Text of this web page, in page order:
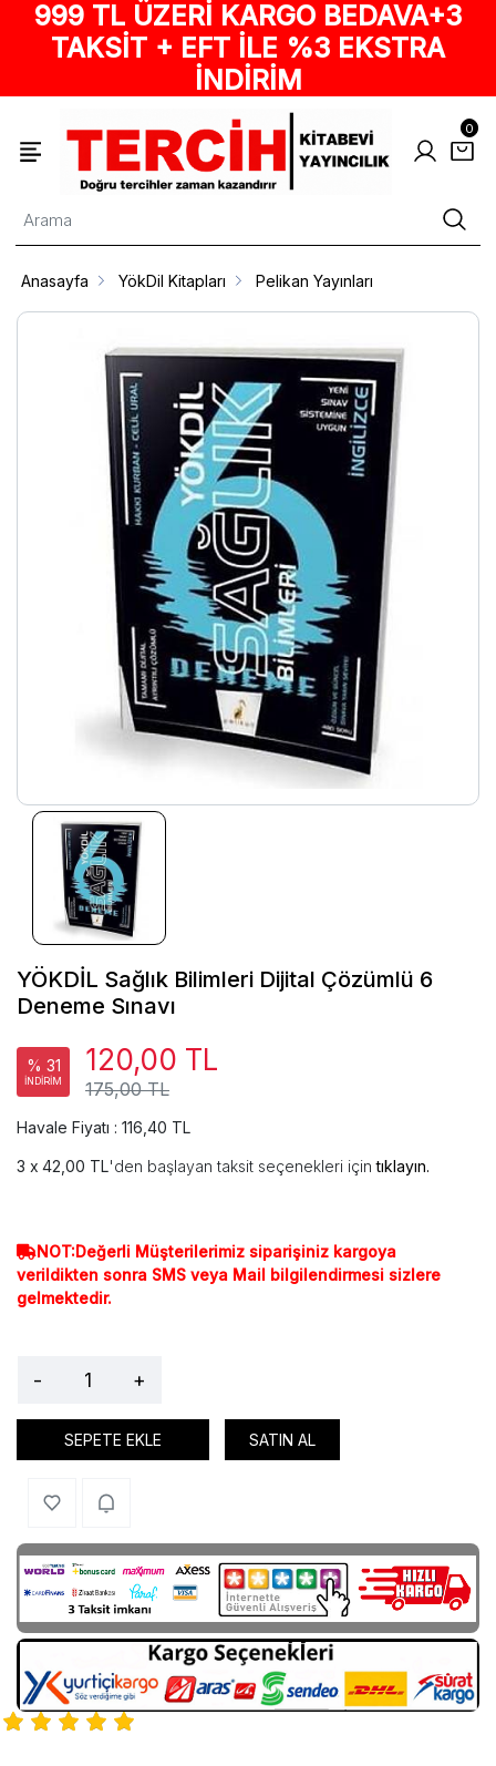
999 TL ÜZERİ KARGO BEDAVA+3
TAKSİT + EFT İLE %3 EKSTRA
İNDİRİM
0
Anasayfa YökDil Kitapları Pelikan Yayınları
YÖKDİL Sağlık Bilimleri Dijital Çözümlü 6
Deneme Sınavı
% 31
İNDİRİM 175,00 TL
120,00 TL
Havale Fiyatı : 116,40 TL
42,00 TL'den başlayan taksit seçenekleri içintıklayın.
NOT:Değerli Müşterilerimiz siparişiniz kargoya
verildikten sonra SMS veya Mail bilgilendirmesi sizlere
gelmektedir.
- +
SEPETE EKLE SATIN AL